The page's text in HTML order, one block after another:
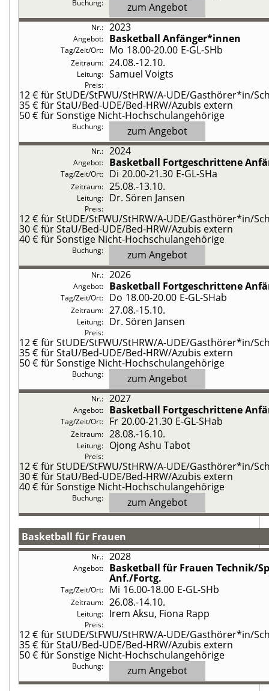
zum Angebot
2023
Basketball Anfänger*innen
Mo 18.00-20.00 E-GL-SHb
24.08.-12.10.
Samuel Voigts
12 € für StUDE/StFWU/StHRW/A-UDE/Gasthörer*in/
35 € für StaU/Bed-UDE/Bed-HRW/Azubis extern
50 € für Sonstige Nicht-Hochschulangehörige
zum Angebot
2024
Basketball Fortgeschrittene
Di 20.00-21.30 E-GL-SHa
25.08.-13.10.
Dr. Sören Jansen
12 € für StUDE/StFWU/StHRW/A-UDE/Gasthörer*in/
30 € für StaU/Bed-UDE/Bed-HRW/Azubis extern
40 € für Sonstige Nicht-Hochschulangehörige
zum Angebot
2026
Basketball Fortgeschrittene
Do 18.00-20.00 E-GL-SHab
27.08.-15.10.
Dr. Sören Jansen
12 € für StUDE/StFWU/StHRW/A-UDE/Gasthörer*in/
35 € für StaU/Bed-UDE/Bed-HRW/Azubis extern
50 € für Sonstige Nicht-Hochschulangehörige
zum Angebot
2027
Basketball Fortgeschrittene
Fr 20.00-21.30 E-GL-SHab
28.08.-16.10.
Ojong Ashu Tabot
12 € für StUDE/StFWU/StHRW/A-UDE/Gasthörer*in/
30 € für StaU/Bed-UDE/Bed-HRW/Azubis extern
40 € für Sonstige Nicht-Hochschulangehörige
zum Angebot
Basketball für Frauen
2028
Basketball für Frauen Technik/
Anf./Fortg.
Mi 16.00-18.00 E-GL-SHb
26.08.-14.10.
Irem Aksu, Fiona Rapp
12 € für StUDE/StFWU/StHRW/A-UDE/Gasthörer*in/
35 € für StaU/Bed-UDE/Bed-HRW/Azubis extern
50 € für Sonstige Nicht-Hochschulangehörige
zum Angebot